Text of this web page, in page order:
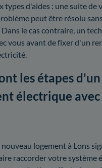
types d'aides : une suite de
peut être résolu
le cas contraire, un
vous avant de fixer d'un
les étapes d'un
électrique avec
logement à Lons
raccorder votre système